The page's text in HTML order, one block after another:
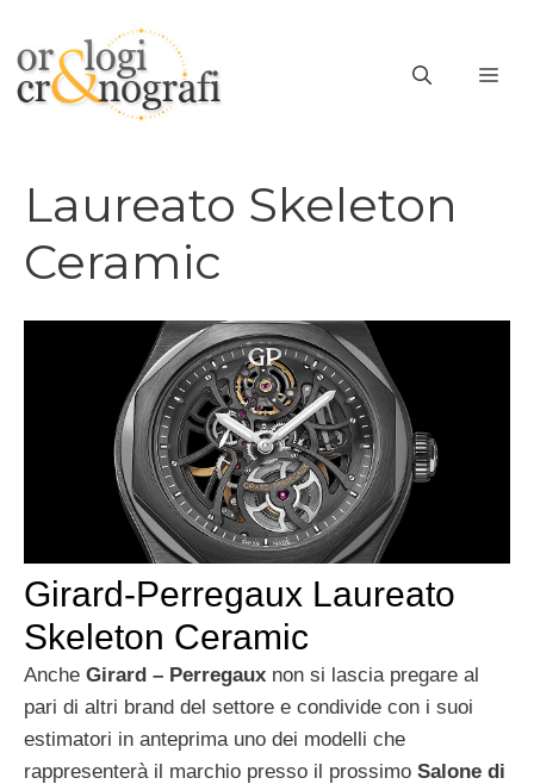
contenuto
Laureato Skeleton
Ceramic
Girard-Perregaux Laureato
Skeleton Ceramic
Anche Girard – Perregaux non si lascia pregare al
pari di altri brand del settore e condivide con i suoi
estimatori in anteprima uno dei modelli che
rappresenterà il marchio presso il prossimo Salone di